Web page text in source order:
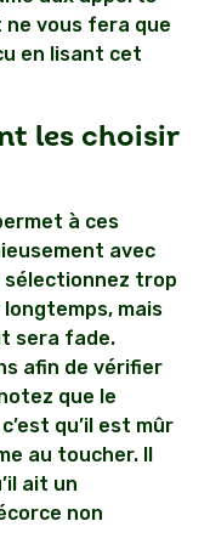
ne vous fera que
en lisant cet
les choisir
à ces
avec
sélectionnez trop
mais
sera fade.
afin de vérifier
que le
qu’il est mûr
au toucher. Il
ait un
non